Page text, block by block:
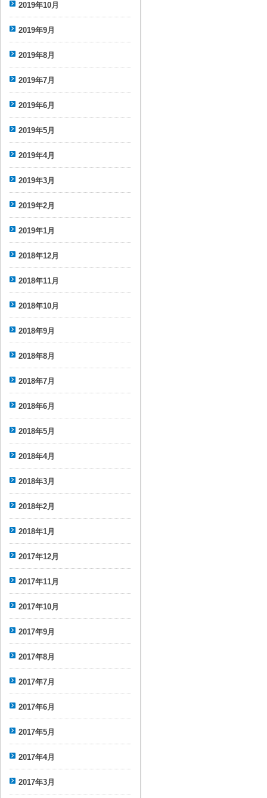
2019年10月
2019年9月
2019年8月
2019年7月
2019年6月
2019年5月
2019年4月
2019年3月
2019年2月
2019年1月
2018年12月
2018年11月
2018年10月
2018年9月
2018年8月
2018年7月
2018年6月
2018年5月
2018年4月
2018年3月
2018年2月
2018年1月
2017年12月
2017年11月
2017年10月
2017年9月
2017年8月
2017年7月
2017年6月
2017年5月
2017年4月
2017年3月